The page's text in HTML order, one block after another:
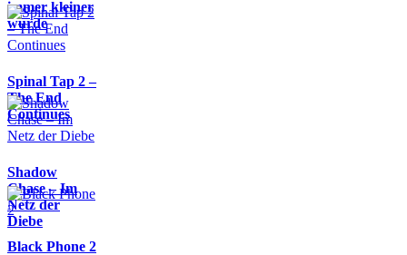
immer kleiner
wurde
Spinal Tap 2 –
The End
Continues
Shadow
Chase – Im
Netz der
Diebe
Black Phone 2